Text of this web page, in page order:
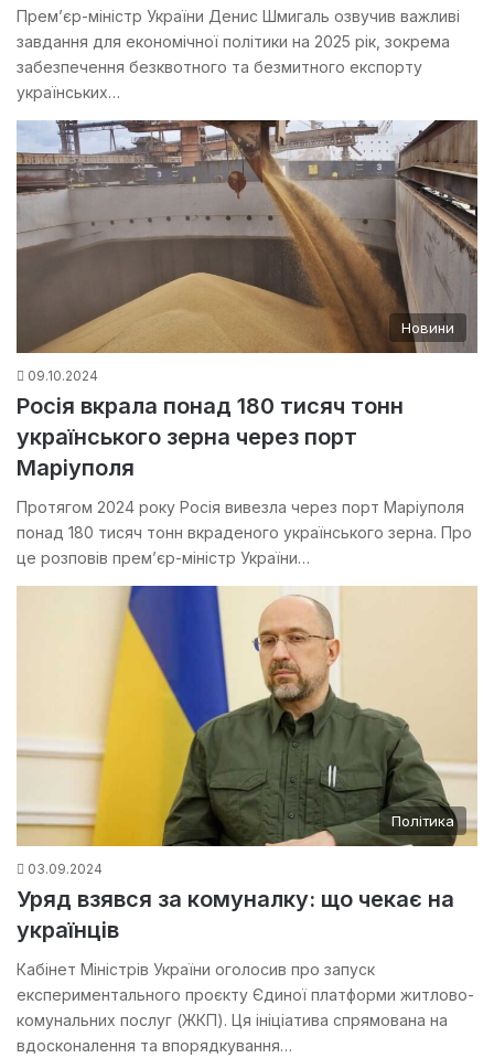
Прем’єр-міністр України Денис Шмигаль озвучив важливі
завдання для економічної політики на 2025 рік, зокрема
забезпечення безквотного та безмитного експорту
українських…
Новини
09.10.2024
Росія вкрала понад 180 тисяч тонн
українського зерна через порт
Маріуполя
Протягом 2024 року Росія вивезла через порт Маріуполя
понад 180 тисяч тонн вкраденого українського зерна. Про
це розповів прем’єр-міністр України…
Політика
03.09.2024
Уряд взявся за комуналку: що чекає на
українців
Кабінет Міністрів України оголосив про запуск
експериментального проєкту Єдиної платформи житлово-
комунальних послуг (ЖКП). Ця ініціатива спрямована на
вдосконалення та впорядкування…